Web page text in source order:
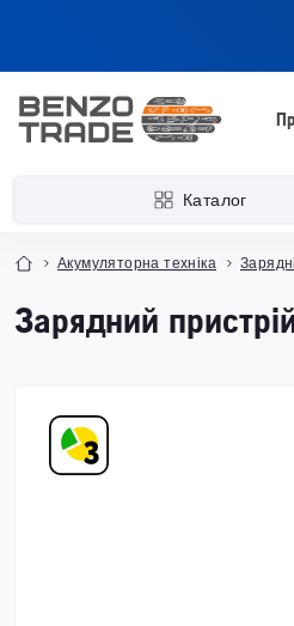
Каталог
Акумуляторна техніка
Зарядний